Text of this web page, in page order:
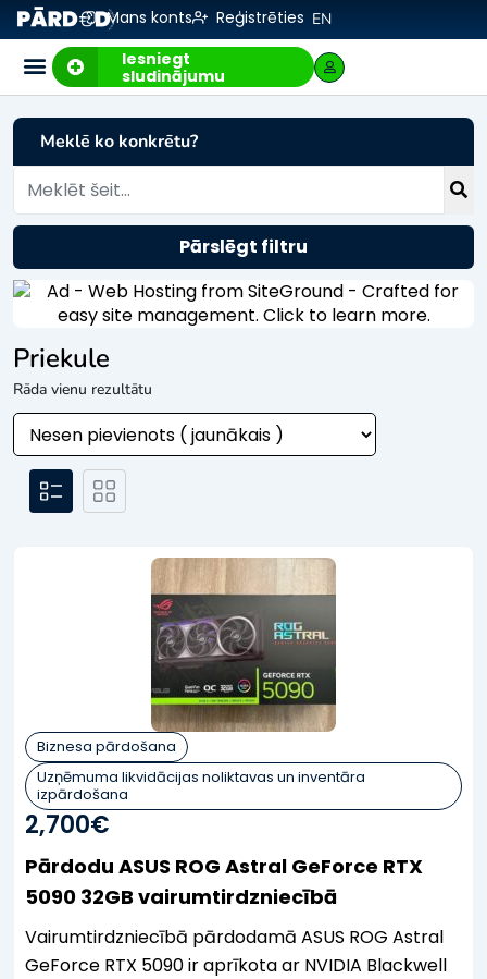
Mans konts Reģistrēties EN
Iesniegt
sludinājumu
Priekule
Rāda vienu rezultātu
Biznesa pārdošana
Uzņēmuma likvidācijas noliktavas un inventāra
izpārdošana
2,700€
Pārdodu ASUS ROG Astral GeForce RTX
5090 32GB vairumtirdzniecībā
Vairumtirdzniecībā pārdodamā ASUS ROG Astral
GeForce RTX 5090 ir aprīkota ar NVIDIA Blackwell
Meklē ko konkrētu?
Pārslēgt filtru